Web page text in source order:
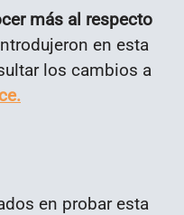
más al respecto
en esta
los cambios a
en probar esta